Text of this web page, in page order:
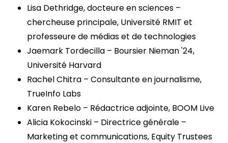
Lisa Dethridge, docteure en sciences –
chercheuse principale, Université RMIT et
professeure de médias et de technologies
Jaemark Tordecilla – Boursier Nieman '24,
Université Harvard
Rachel Chitra – Consultante en journalisme,
TrueInfo Labs
Karen Rebelo – Rédactrice adjointe, BOOM Live
Alicia Kokocinski – Directrice générale –
Marketing et communications, Equity Trustees